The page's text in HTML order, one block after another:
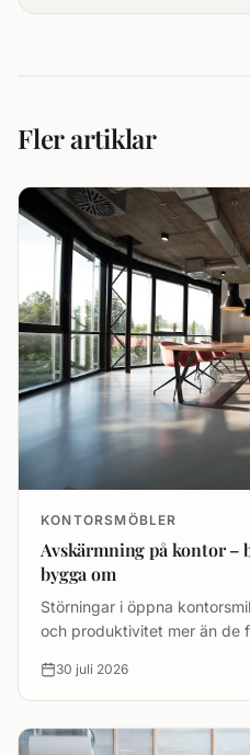
Fler artiklar
KONTORSMÖBLER
Avskärmning på kontor –
bygga om
Störningar i öppna
och produktivitet mer än de
arbetsron – utan att riva en
30 juli 2026